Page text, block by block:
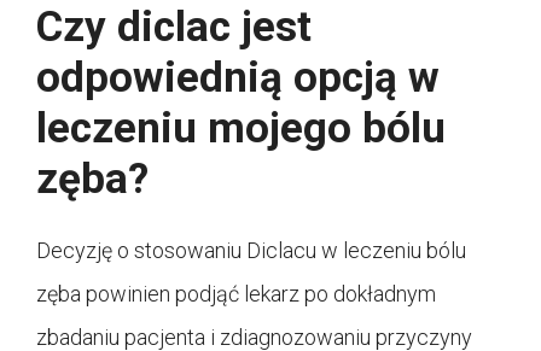
Czy diclac jest
odpowiednią opcją w
leczeniu mojego bólu
zęba?
Decyzję o stosowaniu Diclacu w leczeniu bólu
zęba powinien podjąć lekarz po dokładnym
zbadaniu pacjenta i zdiagnozowaniu przyczyny